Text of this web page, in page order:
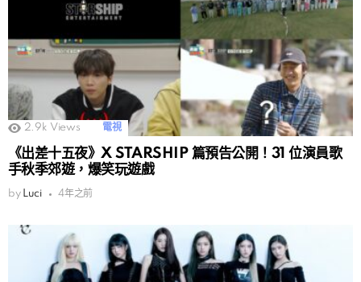
2.9k Views 電視
《出差十五夜》X STARSHIP 篇預告公開！31 位演員歌
手秋季郊遊，爆笑玩遊戲
by Luci 4年之前